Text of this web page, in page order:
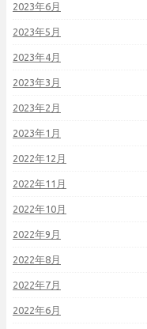
2023年6月
2023年5月
2023年4月
2023年3月
2023年2月
2023年1月
2022年12月
2022年11月
2022年10月
2022年9月
2022年8月
2022年7月
2022年6月